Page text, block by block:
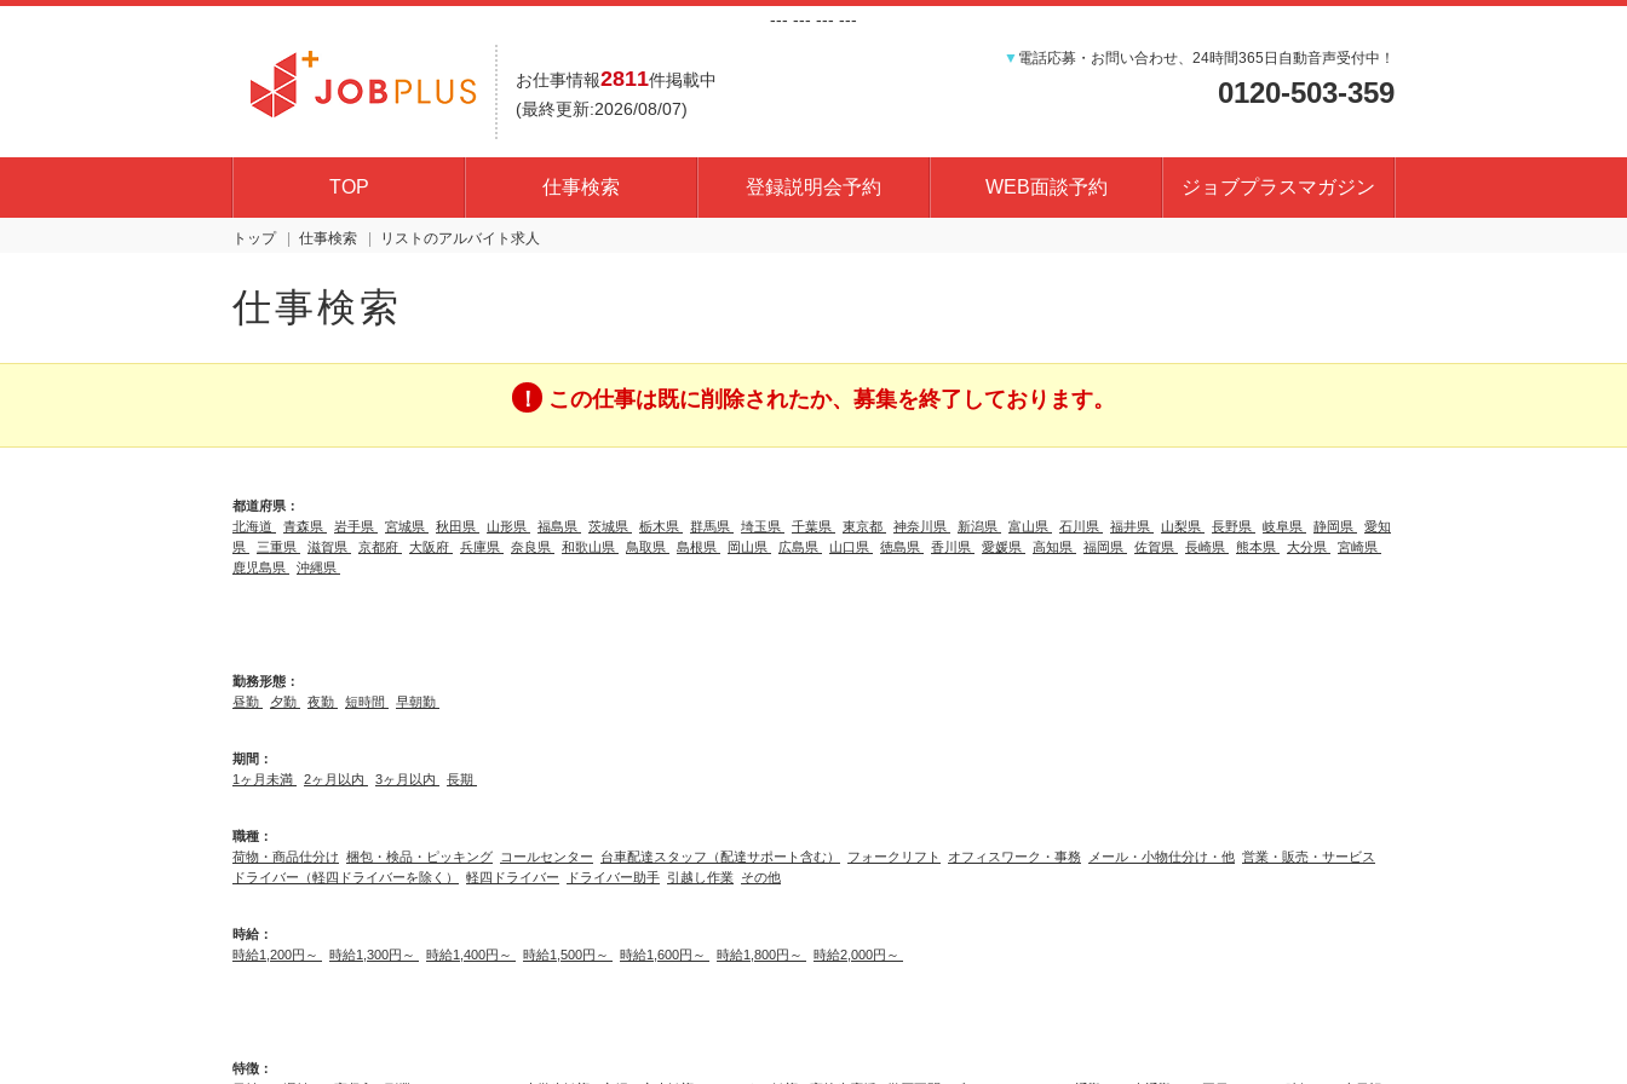
--- --- --- ---
お仕事情報2811件掲載中
(最終更新:2026/08/07)
▼ 電話応募・お問い合わせ、24時間365日自動音声受付中！
0120-503-359
TOP 仕事検索 登録説明会予約 WEB面談予約 ジョブプラスマガジン
トップ 仕事検索 リスト
仕事検索
この仕事は既に削除されたか、募集を終了しております。
都道府県：
北海道
青森県 岩手県 宮城県 秋田県 山形県 福島県 茨城県 栃木県 群馬県 埼玉県 千葉県 東京都 神奈川県 新潟県 富山県 石川県 福井県 山梨県 長野県 岐阜県 静岡県
愛知
県
三重県 滋賀県 京都府 大阪府 兵庫県 奈良県 和歌山県 鳥取県 島根県 岡山県 広島県 山口県 徳島県 香川県 愛媛県 高知県 福岡県 佐賀県 長崎県 熊本県 大分県
宮崎県
鹿児島県
沖縄県
勤務形態：
昼勤
夕勤 夜勤 短時間 早朝勤
期間：
1ヶ月未満
2ヶ月以内 3ヶ月以内 長期
職種：
荷物・商品仕分け 梱包・検品・ピッキング コールセンター 台車配達スタッフ（配達サポート含む） フォークリフト オフィスワーク・事務 メール・小物仕分け・他 営業・販売・サービス
ドライバー（軽四ドライバーを除く）
軽四ドライバー ドライバー助手 引越し作業 その他
時給：
時給1,200円～
時給1,300円～ 時給1,400円～ 時給1,500円～ 時給1,600円～ 時給1,800円～ 時給2,000円～
特徴：